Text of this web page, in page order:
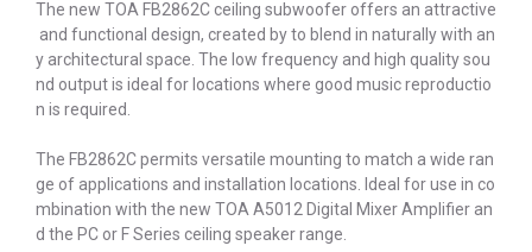
The new TOA FB2862C ceiling subwoofer offers an attractive
and functional design, created by to blend in naturally with an
y architectural space. The low frequency and high quality sou
nd output is ideal for locations where good music reproductio
n is required.
The FB2862C permits versatile mounting to match a wide ran
ge of applications and installation locations. Ideal for use in co
mbination with the new TOA A5012 Digital Mixer Amplifier an
d the PC or F Series ceiling speaker range.